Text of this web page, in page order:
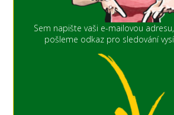
Sem napište vaši e-mailovou
pošleme odkaz pro sledování